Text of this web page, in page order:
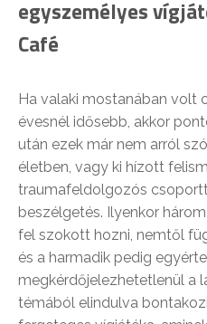
egyszemélyes
Café
Ha valaki mostanában volt
évesnél idősebb, akkor
után ezek már nem arról
életben, vagy ki hízott
traumafeldolgozós
beszélgetés. Ilyenkor
fel szokott hozni, nemtől
és a harmadik pedig
megkérdőjelezhetetlenül a
témából elindulva